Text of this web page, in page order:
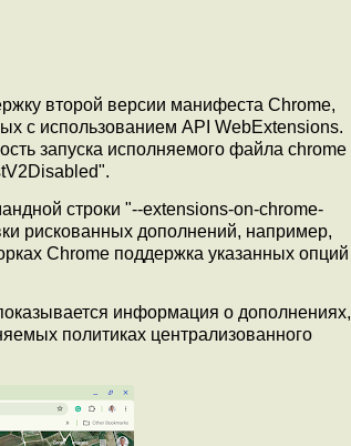
второй версии манифеста Chrome,
с использованием API WebExtensions.
запуска исполняемого файла chrome
строки "--extensions-on-chrome-
рискованных дополнений, например,
Chrome поддержка указанных опций
информация о дополнениях,
политиках централизованного